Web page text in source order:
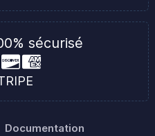
sécurisé
Documentation